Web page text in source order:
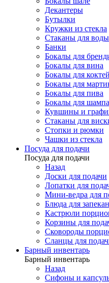
Декантеры
Бутылки
Кружки из стекла
Стаканы для воды
Банки
Бокалы для
Бокалы для вина
Бокалы для
Бокалы для
Бокалы для пива
Бокалы для
Кувшины и
Стаканы для
Стопки и рюмки
Чашки из стекла
Посуда для подачи
Посуда для подачи
Назад
Доски для подачи
Лопатки для
Мини-ведра для
Блюда для
Кастрюли
Корзины для
Сковороды
Сланцы для
Барный инвентарь
Барный инвентарь
Назад
Сифоны и